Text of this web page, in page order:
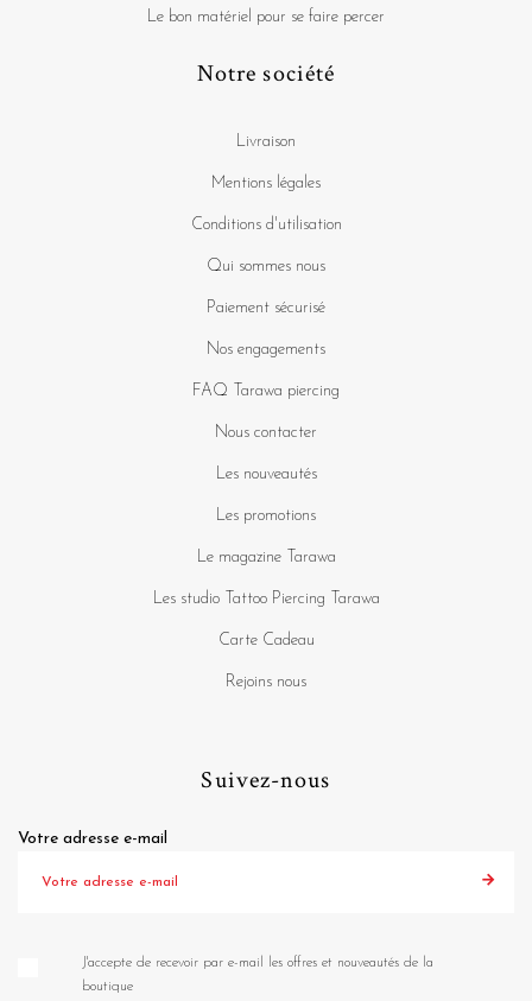
Le bon matériel pour se faire percer
Notre société
Livraison
Mentions légales
Conditions d'utilisation
Qui sommes nous
Paiement sécurisé
Nos engagements
FAQ Tarawa piercing
Nous contacter
Les nouveautés
Les promotions
Le magazine Tarawa
Les studio Tattoo Piercing Tarawa
Carte Cadeau
Rejoins nous
Suivez-nous
Votre adresse e-mail
J'accepte de recevoir par e-mail les offres et nouveautés de la
boutique